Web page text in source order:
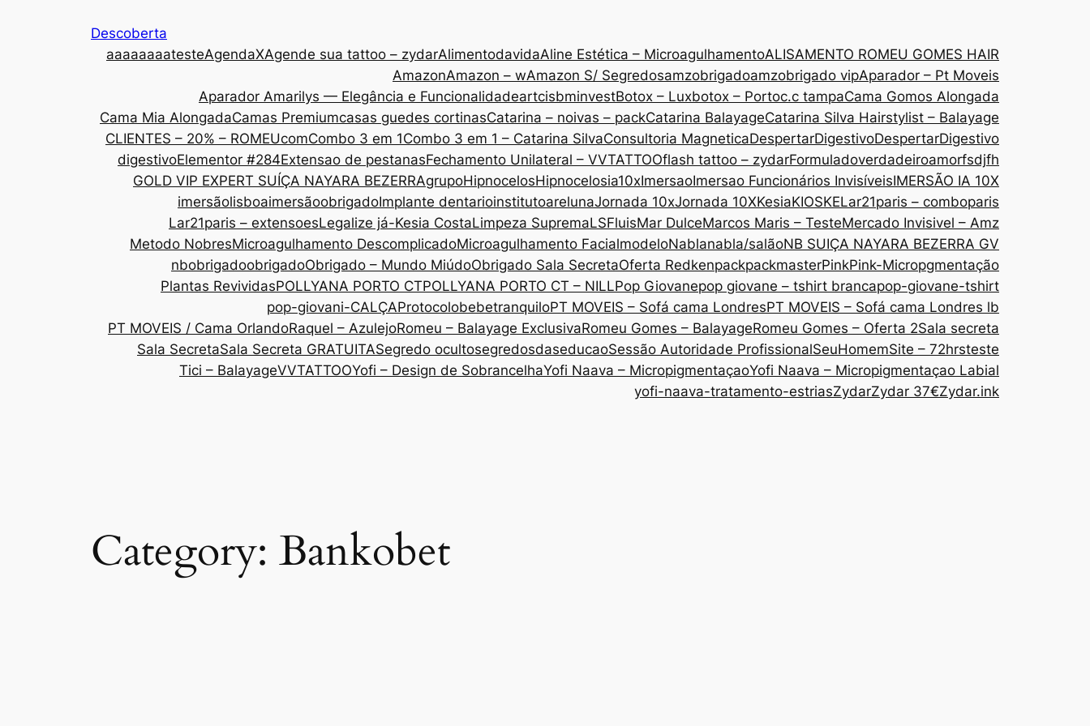
Descoberta
aaaaaaaatesteAgendaXAgende sua tattoo – zydarAlimentodavidaAline Estética – MicroagulhamentoALISAMENTO ROMEU GOMES HAIR
AmazonAmazon – wAmazon S/ Segredosamzobrigadoamzobrigado vipAparador – Pt Moveis
Aparador Amarilys — Elegância e FuncionalidadeartcisbminvestBotox – Luxbotox – Portoc.c tampaCama Gomos Alongada
Cama Mia AlongadaCamas Premiumcasas guedes cortinasCatarina – noivas – packCatarina BalayageCatarina Silva Hairstylist – Balayage
CLIENTES – 20% – ROMEUcomCombo 3 em 1Combo 3 em 1 – Catarina SilvaConsultoria MagneticaDespertarDigestivoDespertarDigestivo
digestivoElementor #284Extensao de pestanasFechamento Unilateral – VVTATTOOflash tattoo – zydarFormuladoverdadeiroamorfsdjfh
GOLD VIP EXPERT SUÍÇA NAYARA BEZERRAgrupoHipnocelosHipnocelosia10xImersaoImersao Funcionários InvisíveisIMERSÃO IA 10X
imersãolisboaimersãoobrigadoImplante dentarioinstitutoarelunaJornada 10xJornada 10XKesiaKIOSKELar21paris – comboparis
Lar21paris – extensoesLegalize já-Kesia CostaLimpeza SupremaLSFluisMar DulceMarcos Maris – TesteMercado Invisivel – Amz
Metodo NobresMicroagulhamento DescomplicadoMicroagulhamento FacialmodeloNablanabla/salãoNB SUIÇA NAYARA BEZERRA GV
nbobrigadoobrigadoObrigado – Mundo MiúdoObrigado Sala SecretaOferta RedkenpackpackmasterPinkPink-Micropgmentação
Plantas RevividasPOLLYANA PORTO CTPOLLYANA PORTO CT – NILLPop Giovanepop giovane – tshirt brancapop-giovane-tshirt
pop-giovani-CALÇAProtocolobebetranquiloPT MOVEIS – Sofá cama LondresPT MOVEIS – Sofá cama Londres lb
PT MOVEIS / Cama OrlandoRaquel – AzulejoRomeu – Balayage ExclusivaRomeu Gomes – BalayageRomeu Gomes – Oferta 2Sala secreta
Sala SecretaSala Secreta GRATUITASegredo ocultosegredosdaseducaoSessão Autoridade ProfissionalSeuHomemSite – 72hrsteste
Tici – BalayageVVTATTOOYofi – Design de SobrancelhaYofi Naava – MicropigmentaçaoYofi Naava – Micropigmentaçao Labial
yofi-naava-tratamento-estriasZydarZydar 37€Zydar.ink
Category: Bankobet